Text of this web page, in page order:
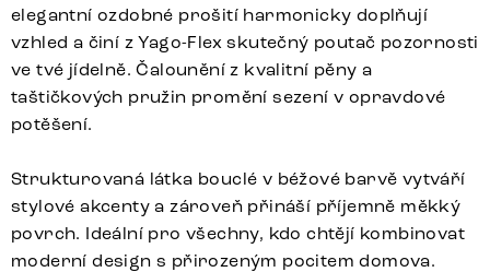
elegantní ozdobné prošití harmonicky doplňují
vzhled a činí z Yago-Flex skutečný poutač pozornosti
ve tvé jídelně. Čalounění z kvalitní pěny a
taštičkových pružin promění sezení v opravdové
potěšení.
Strukturovaná látka bouclé v béžové barvě vytváří
stylové akcenty a zároveň přináší příjemně měkký
povrch. Ideální pro všechny, kdo chtějí kombinovat
moderní design s přirozeným pocitem domova.